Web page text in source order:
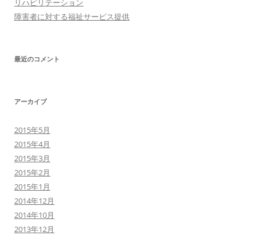
リハビリテーション
障害者に対する福祉サービス提供
最近のコメント
アーカイブ
2015年5月
2015年4月
2015年3月
2015年2月
2015年1月
2014年12月
2014年10月
2013年12月